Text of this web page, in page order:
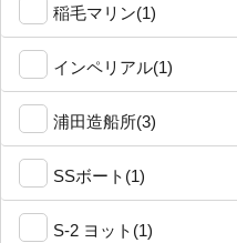
稲毛マリン(1)
インペリアル(1)
浦田造船所(3)
SSボート(1)
S-2 ヨット(1)